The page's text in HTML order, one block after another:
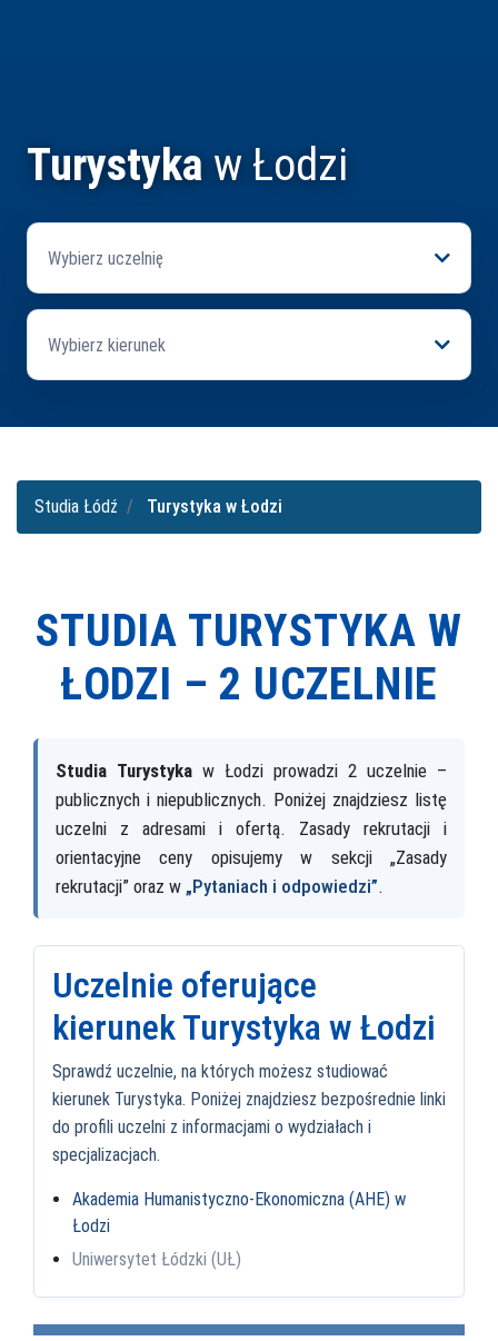
Turystyka w Łodzi
Wybierz uczelnię
Wybierz kierunek
Studia Łódź Turystyka w Łodzi
STUDIA TURYSTYKA W
ŁODZI – 2 UCZELNIE
Studia Turystyka w Łodzi prowadzi 2 uczelnie –
publicznych i niepublicznych. Poniżej znajdziesz listę
uczelni z adresami i ofertą. Zasady rekrutacji i
orientacyjne ceny opisujemy w sekcji „Zasady
rekrutacji” oraz w „Pytaniach i odpowiedzi”.
Uczelnie oferujące
kierunek Turystyka w Łodzi
Sprawdź uczelnie, na których możesz studiować
kierunek Turystyka. Poniżej znajdziesz bezpośrednie linki
do profili uczelni z informacjami o wydziałach i
specjalizacjach.
Akademia Humanistyczno-Ekonomiczna (AHE) w
Łodzi
Uniwersytet Łódzki (UŁ)